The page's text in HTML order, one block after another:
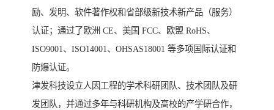
励、发明、软件著作权和省部级新技术新产品（服务）
认证；通过了欧洲 CE、美国 FCC、欧盟 RoHS、
ISO9001、ISO14001、OHSAS18001 等多项国际认证和
防爆认证。
津发科技设立人因工程的学术科研团队、技术团队及研
发团队，并通过多年与科研机构及高校的产学研合作，